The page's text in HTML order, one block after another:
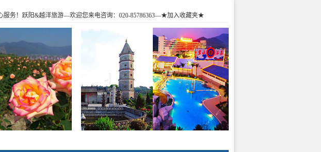
服务！跃阳&越洋旅游—欢迎您来电咨询：020-85786363—★加入收藏夹★